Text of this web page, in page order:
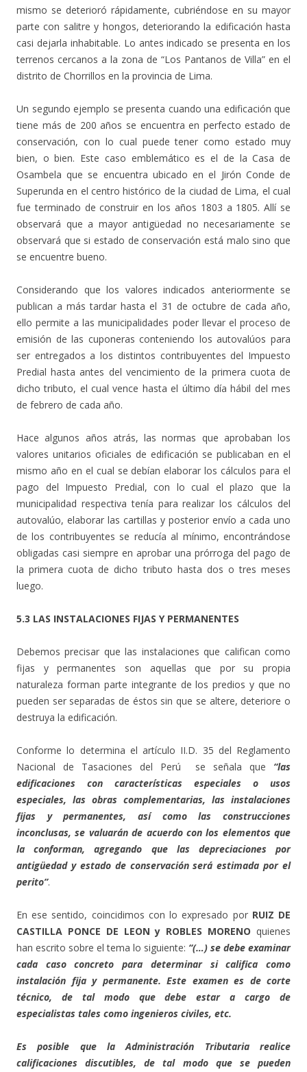
mismo se deterioró rápidamente, cubriéndose en su mayor
parte con salitre y hongos, deteriorando la edificación hasta
casi dejarla inhabitable. Lo antes indicado se presenta en los
terrenos cercanos a la zona de “Los Pantanos de Villa” en el
distrito de Chorrillos en la provincia de Lima.
Un segundo ejemplo se presenta cuando una edificación que
tiene más de 200 años se encuentra en perfecto estado de
conservación, con lo cual puede tener como estado muy
bien, o bien. Este caso emblemático es el de la Casa de
Osambela que se encuentra ubicado en el Jirón Conde de
Superunda en el centro histórico de la ciudad de Lima, el cual
fue terminado de construir en los años 1803 a 1805. Allí se
observará que a mayor antigüedad no necesariamente se
observará que si estado de conservación está malo sino que
se encuentre bueno.
Considerando que los valores indicados anteriormente se
publican a más tardar hasta el 31 de octubre de cada año,
ello permite a las municipalidades poder llevar el proceso de
emisión de las cuponeras conteniendo los autovalúos para
ser entregados a los distintos contribuyentes del Impuesto
Predial hasta antes del vencimiento de la primera cuota de
dicho tributo, el cual vence hasta el último día hábil del mes
de febrero de cada año.
Hace algunos años atrás, las normas que aprobaban los
valores unitarios oficiales de edificación se publicaban en el
mismo año en el cual se debían elaborar los cálculos para el
pago del Impuesto Predial, con lo cual el plazo que la
municipalidad respectiva tenía para realizar los cálculos del
autovalúo, elaborar las cartillas y posterior envío a cada uno
de los contribuyentes se reducía al mínimo, encontrándose
obligadas casi siempre en aprobar una prórroga del pago de
la primera cuota de dicho tributo hasta dos o tres meses
luego.
5.3 LAS INSTALACIONES FIJAS Y PERMANENTES
Debemos precisar que las instalaciones que califican como
fijas y permanentes son aquellas que por su propia
naturaleza forman parte integrante de los predios y que no
pueden ser separadas de éstos sin que se altere, deteriore o
destruya la edificación.
Conforme lo determina el artículo II.D. 35 del Reglamento
Nacional de Tasaciones del Perú se señala que “las
edificaciones con características especiales o usos
especiales, las obras complementarias, las instalaciones
fijas y permanentes, así como las construcciones
inconclusas, se valuarán de acuerdo con los elementos que
la conforman, agregando que las depreciaciones por
antigüedad y estado de conservación será estimada por el
perito”.
En ese sentido, coincidimos con lo expresado por RUIZ DE
CASTILLA PONCE DE LEON y ROBLES MORENO quienes
han escrito sobre el tema lo siguiente: “(…) se debe examinar
cada caso concreto para determinar si califica como
instalación fija y permanente. Este examen es de corte
técnico, de tal modo que debe estar a cargo de
especialistas tales como ingenieros civiles, etc.
Es posible que la Administración Tributaria realice
calificaciones discutibles, de tal modo que se pueden